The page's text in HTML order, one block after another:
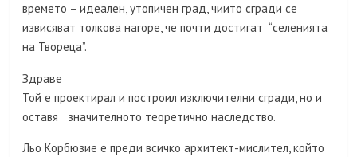
времето – идеален, утопичен град, чиито сгради се
извисяват толкова нагоре, че почти достигат “селенията
на Твореца”.
Здраве
Той е проектирал и построил изключителни сгради, но и
оставя значителното теоретично наследство.
Льо Корбюзие е преди всичко архитект-мислител, който